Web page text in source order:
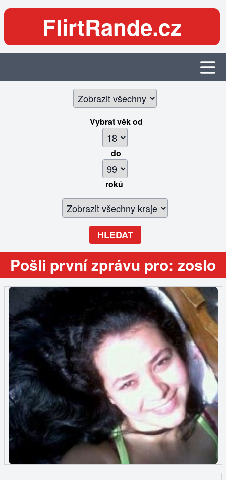
FlirtRande.cz
Vybrat věkod
do
roků
HLEDAT
Pošli první zprávu pro: zoslo